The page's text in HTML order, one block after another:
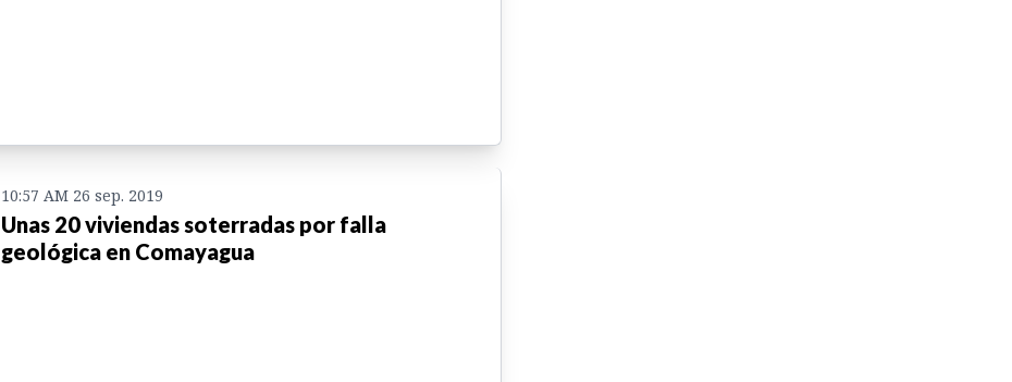
10:57 AM 26 sep. 2019
Unas 20 viviendas soterradas por falla
geológica en Comayagua